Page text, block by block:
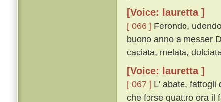
[Voice: lauretta ]
[ 066 ] Ferondo,
buono anno a messer
caciata, melata,
[Voice: lauretta ]
[ 067 ] L' abate, fattogli
che forse quattro ora il